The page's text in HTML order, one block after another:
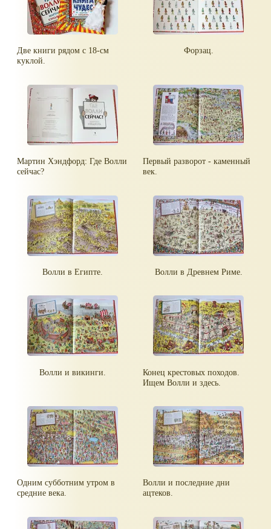
Две книги рядом с 18-см
куклой.
Форзац.
Мартин Хэндфорд: Где Волли
сейчас?
Первый разворот - каменный
век.
Волли в Египте. Волли в Древнем Риме.
Волли и викинги.
Конец крестовых походов.
Ищем Волли и здесь.
Одним субботним утром в
средние века.
Волли и последние дни
ацтеков.